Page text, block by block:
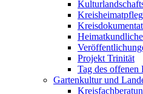
Projekt Trinität
Tag des offenen
Gartenkultur und